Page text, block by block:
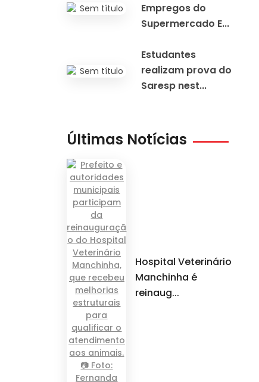
Empregos do
Supermercado E...
Estudantes
realizam prova do
Saresp nest...
Últimas Notícias
Hospital Veterinário
Manchinha é
reinaug...